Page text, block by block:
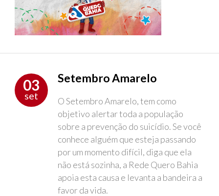
03
set
Setembro Amarelo
O Setembro Amarelo, tem como
objetivo alertar toda a população
sobre a prevenção do suicídio. Se você
conhece alguém que esteja passando
por um momento difícil, diga que ela
não está sozinha, a Rede Quero Bahia
apoia esta causa e levanta a bandeira a
favor da vida.